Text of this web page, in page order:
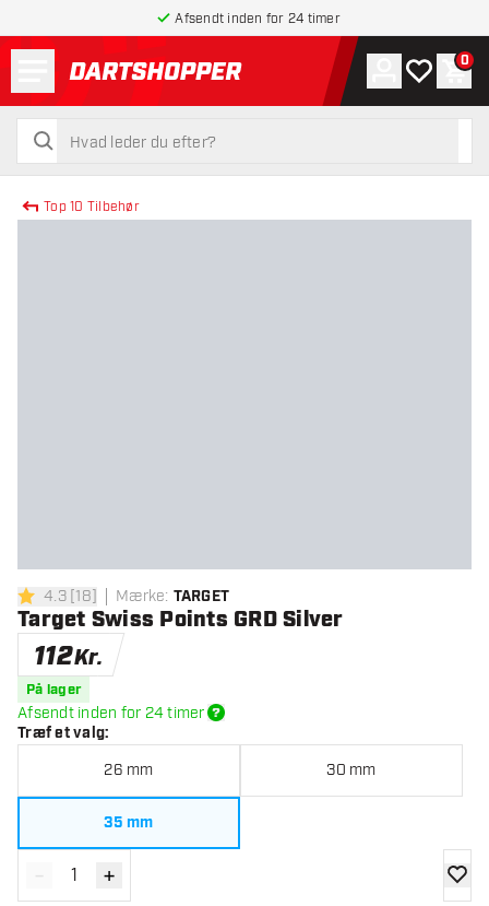
Afsendt inden for 24 timer
tilbage til forsiden
søg
søg
Konto
Min 0
Top 10 Tilbehør
4.3 bedømmelsesstjerner
4.3[18] Mærke: TARGET
Target Swiss Points GRD Silver
112Kr.
På lager
Afsendt inden for 24 timer
Træf et valg:
26 mm 30 mm
35 mm
Reducér antal
- Øg antal
+